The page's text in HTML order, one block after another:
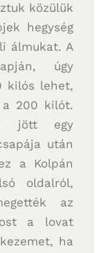
közülük
hegység
álmukat. A
úgy
kilós lehet,
200 kilót.
jött egy
után
a Kolpán
oldalról,
az
a lovat
ha